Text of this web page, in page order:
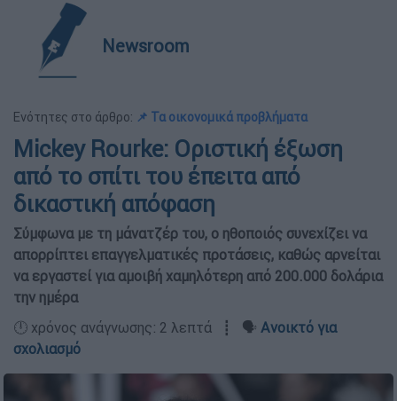
Newsroom
Ενότητες στο άρθρο: 📌 Τα οικονομικά προβλήματα
Mickey Rourke: Οριστική έξωση
από το σπίτι του έπειτα από
δικαστική απόφαση
Σύμφωνα με τη μάνατζέρ του, ο ηθοποιός συνεχίζει να
απορρίπτει επαγγελματικές προτάσεις, καθώς αρνείται
να εργαστεί για αμοιβή χαμηλότερη από 200.000 δολάρια
την ημέρα
🕛 χρόνος ανάγνωσης: 2 λεπτά ┋ 🗣️ Ανοικτό για
σχολιασμό